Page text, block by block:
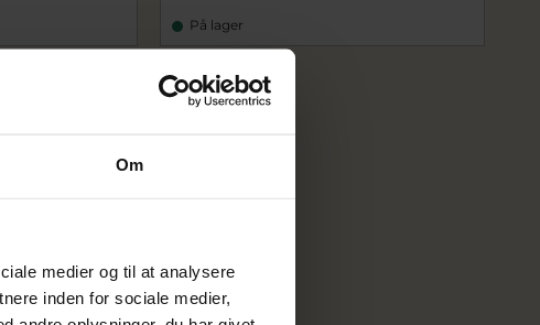
Om
medier og til at analysere
inden for sociale medier,
På lager